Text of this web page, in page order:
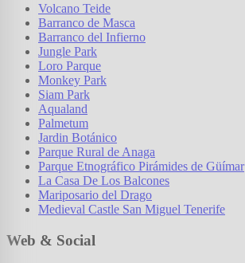
Volcano Teide
Barranco de Masca
Barranco del Infierno
Jungle Park
Loro Parque
Monkey Park
Siam Park
Aqualand
Palmetum
Jardin Botánico
Parque Rural de Anaga
Parque Etnográfico Pirámides de Güímar
La Casa De Los Balcones
Mariposario del Drago
Medieval Castle San Miguel Tenerife
Web & Social